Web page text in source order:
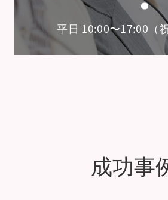
平日 10:00〜17:00（
成功事